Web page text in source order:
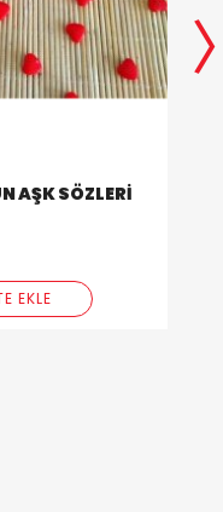
AŞK SÖZLERI
EKLE